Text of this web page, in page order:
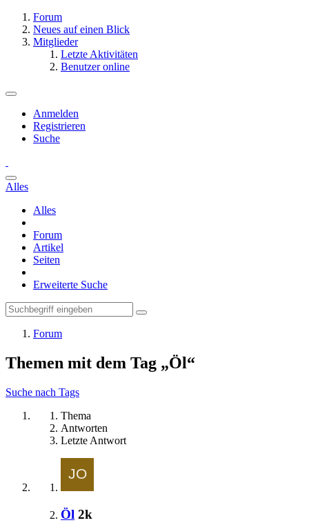
Forum
Neues auf einen Blick
Mitglieder
Letzte Aktivitäten
Benutzer online
Anmelden
Registrieren
Suche
Alles
Alles
Forum
Artikel
Seiten
Erweiterte Suche
Forum
Themen mit dem Tag „Öl“
Suche nach Tags
Thema
Antworten
Letzte Antwort
Öl 2k